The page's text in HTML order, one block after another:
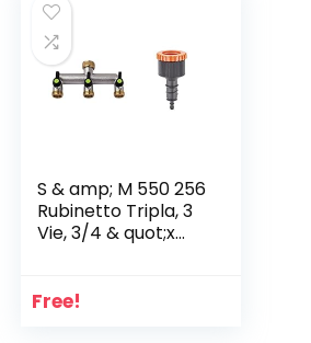
S & amp; M 550 256
Rubinetto Tripla, 3
Vie, 3/4 & quot;x
Accessori Rainjet
Free!